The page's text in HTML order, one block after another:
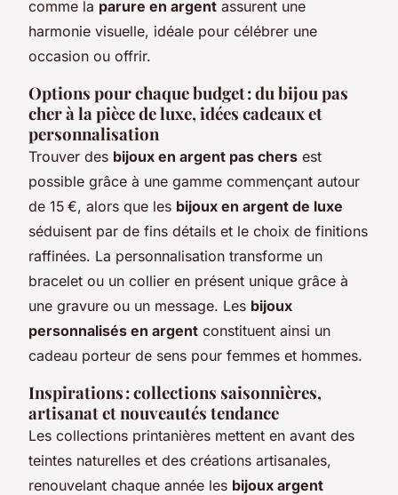
comme la parure en argent assurent une
harmonie visuelle, idéale pour célébrer une
occasion ou offrir.
Options pour chaque budget : du bijou pas
cher à la pièce de luxe, idées cadeaux et
personnalisation
Trouver des bijoux en argent pas chers est
possible grâce à une gamme commençant autour
de 15 €, alors que les bijoux en argent de luxe
séduisent par de fins détails et le choix de finitions
raffinées. La personnalisation transforme un
bracelet ou un collier en présent unique grâce à
une gravure ou un message. Les bijoux
personnalisés en argent constituent ainsi un
cadeau porteur de sens pour femmes et hommes.
Inspirations : collections saisonnières,
artisanat et nouveautés tendance
Les collections printanières mettent en avant des
teintes naturelles et des créations artisanales,
renouvelant chaque année les bijoux argent